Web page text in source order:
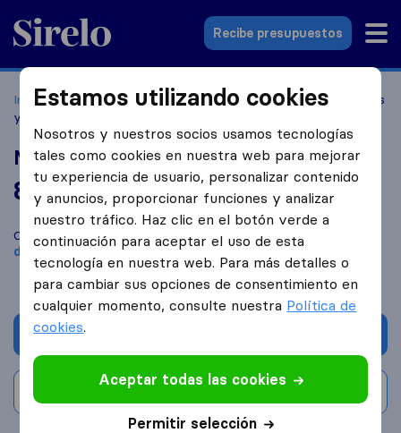
Sirelo.es
Recibe presupuestos
Inicio Empresas de mudanzas Vitoria-Gasteiz
Mudanzas
y Transportes Jubera
Mudanzas y Transportes Jubera
8,2 basado en 40
reseñas de Sirelo y Google
i
Compara Mudanzas y Transportes Jubera con otras
de mudanzasde Vitoria-Gasteiz
Escribe una valoración
Estamos utilizando cookies
Nosotros y nuestros socios usamos tecnologías
tales como cookies en nuestra web para mejorar
tu experiencia de usuario, personalizar contenido
y anuncios, proporcionar funciones y analizar
nuestro tráfico. Haz clic en el botón verde a
continuación para aceptar el uso de esta
tecnología en nuestra web. Para más detalles o
para cambiar sus opciones de consentimiento en
cualquier momento, consulte nuestra Política de
cookies.
Aceptar todas las cookies
Permitir selección